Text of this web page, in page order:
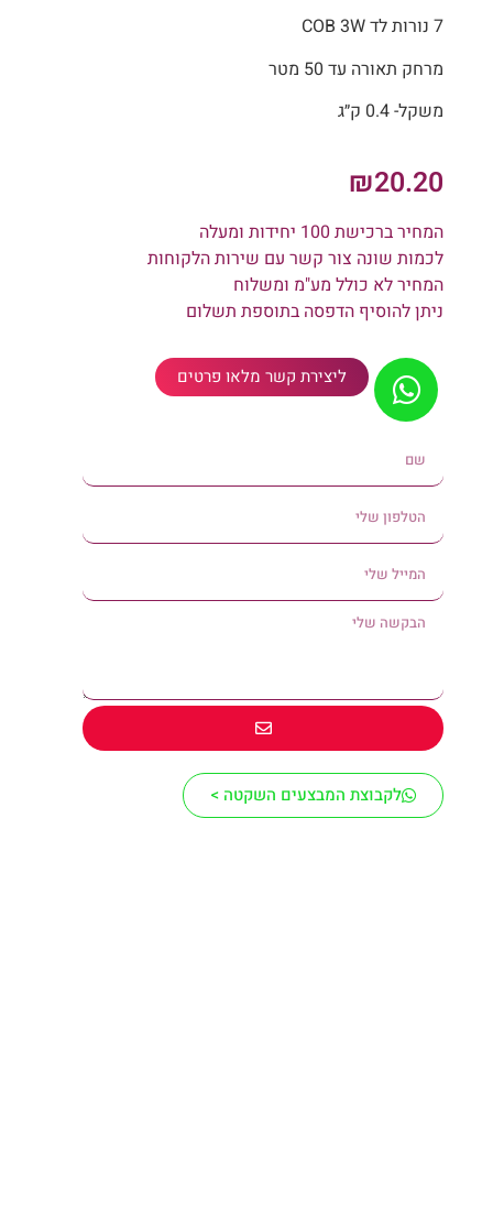
7 נורות לד COB 3W
מרחק תאורה עד 50 מטר
משקל- 0.4 ק״ג
₪20.20
המחיר ברכישת 100 יחידות ומעלה
לכמות שונה צור קשר עם שירות הלקוחות
המחיר לא כולל מע"מ ומשלוח
ניתן להוסיף הדפסה בתוספת תשלום
ליצירת קשר מלאו פרטים
לקבוצת המבצעים השקטה >